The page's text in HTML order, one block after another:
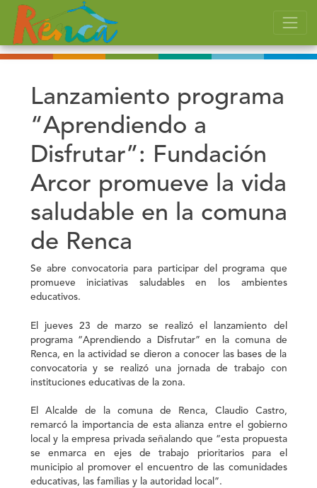
Lanzamiento programa
“Aprendiendo a
Disfrutar”: Fundación
Arcor promueve la vida
saludable en la comuna
de Renca
Se abre convocatoria para participar del programa que
promueve iniciativas saludables en los ambientes
educativos.
El jueves 23 de marzo se realizó el lanzamiento del
programa “Aprendiendo a Disfrutar” en la comuna de
Renca, en la actividad se dieron a conocer las bases de la
convocatoria y se realizó una jornada de trabajo con
instituciones educativas de la zona.
El Alcalde de la comuna de Renca, Claudio Castro,
remarcó la importancia de esta alianza entre el gobierno
local y la empresa privada señalando que “esta propuesta
se enmarca en ejes de trabajo prioritarios para el
municipio al promover el encuentro de las comunidades
educativas, las familias y la autoridad local”.